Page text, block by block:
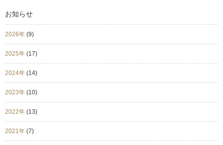
お知らせ
2026年 (9)
2025年 (17)
2024年 (14)
2023年 (10)
2022年 (13)
2021年 (7)